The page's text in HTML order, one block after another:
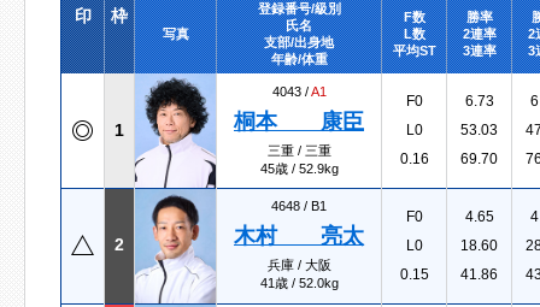
印 枠
写真
登録番号/級別
氏名
支部/出身地
年齢/体重
F数
L数
平均ST
勝率
2連率
3連率
2
3
1
4043 /A1
桐本 康臣
三重 / 三重
45歳 / 52.9kg
F0
L0
0.16
6.73
53.03
69.70
2
4648 / B1
木村 亮太
兵庫 / 大阪
41歳 / 52.0kg
F0
L0
0.15
4.65
18.60
41.86